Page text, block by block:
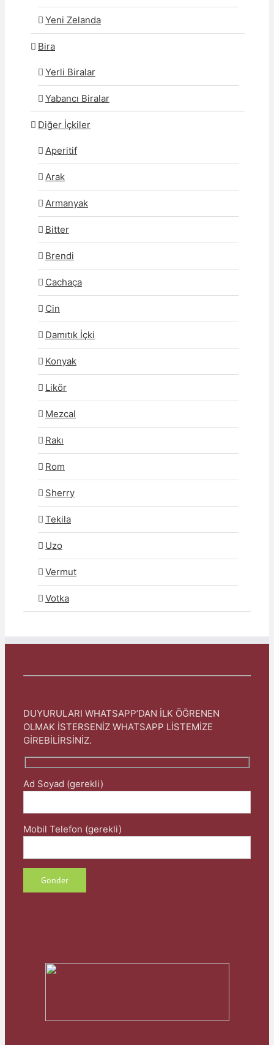
Yeni Zelanda
Bira
Yerli Biralar
Yabancı Biralar
Diğer İçkiler
Aperitif
Arak
Armanyak
Bitter
Brendi
Cachaça
Cin
Damıtık İçki
Konyak
Likör
Mezcal
Rakı
Rom
Sherry
Tekila
Uzo
Vermut
Votka
DUYURULARI WHATSAPP’DAN İLK ÖĞRENEN
OLMAK İSTERSENİZ WHATSAPP LİSTEMİZE
GİREBİLİRSİNİZ.
Ad Soyad (gerekli)
Mobil Telefon (gerekli)